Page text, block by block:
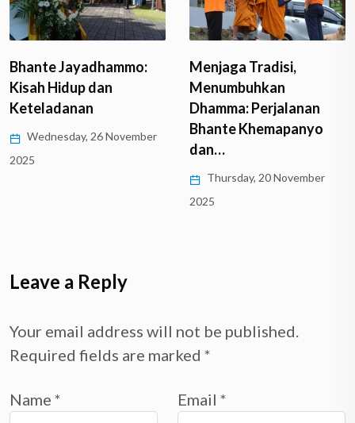
Bhante Jayadhammo:
Kisah Hidup dan
Keteladanan
Wednesday, 26 November
2025
Menjaga Tradisi,
Menumbuhkan
Dhamma: Perjalanan
Bhante Khemapanyo
dan…
Thursday, 20 November
2025
Leave a Reply
Your email address will not be published.
Required fields are marked *
Name * Email *